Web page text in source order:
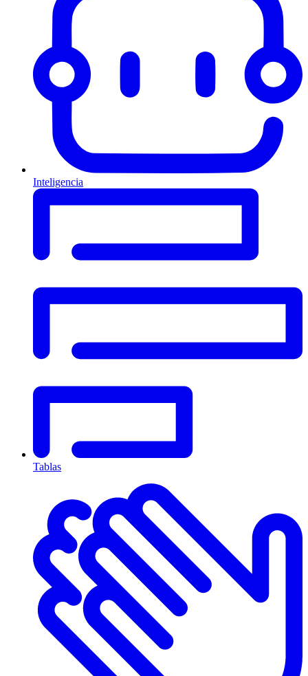
Inteligencia
Tablas